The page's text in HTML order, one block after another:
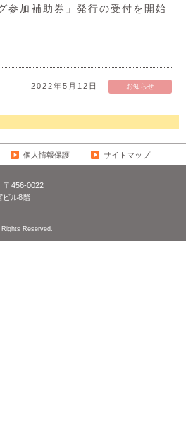
参加補助券」発行の受付を開始
2022年5月12日 お知らせ
個人情報保護 サイトマップ
〒456-0022
ビル8階
Reserved.